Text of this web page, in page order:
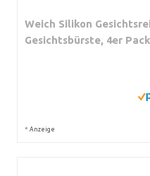
Weich Silikon
Gesichtsbürste, 4er Pack
* Anzeige